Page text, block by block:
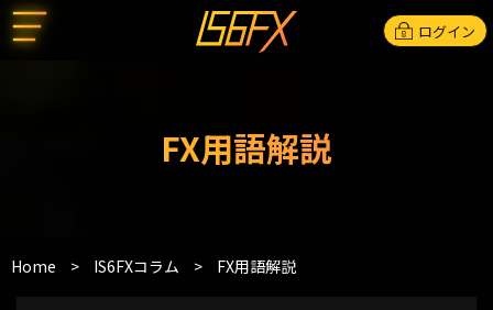
ログイン
FX用語解説
Home > IS6FXコラム > FX用語解説